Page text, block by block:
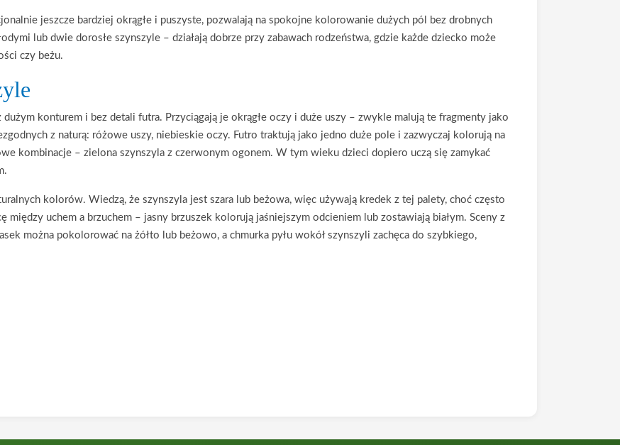
jeszcze bardziej okrągłe i puszyste, pozwalają na spokojne kolorowanie dużych pól bez drobnych
lub dwie dorosłe szynszyle – działają dobrze przy zabawach rodzeństwa, gdzie każde dziecko może
czy beżu.
konturem i bez detali futra. Przyciągają je okrągłe oczy i duże uszy – zwykle malują te fragmenty jako
z naturą: różowe uszy, niebieskie oczy. Futro traktują jako jedno duże pole i zazwyczaj kolorują na
kombinacje – zielona szynszyla z czerwonym ogonem. W tym wieku dzieci dopiero uczą się zamykać
kolorów. Wiedzą, że szynszyla jest szara lub beżowa, więc używają kredek z tej palety, choć często
między uchem a brzuchem – jasny brzuszek kolorują jaśniejszym odcieniem lub zostawiają białym. Sceny z
można pokolorować na żółto lub beżowo, a chmurka pyłu wokół szynszyli zachęca do szybkiego,